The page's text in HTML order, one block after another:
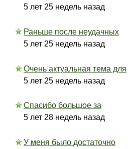
5 лет 25 недель назад
Раньше после неудачных
5 лет 25 недель назад
Очень актуальная тема для
5 лет 25 недель назад
Спасибо большое за
5 лет 28 недель назад
У меня было достаточно